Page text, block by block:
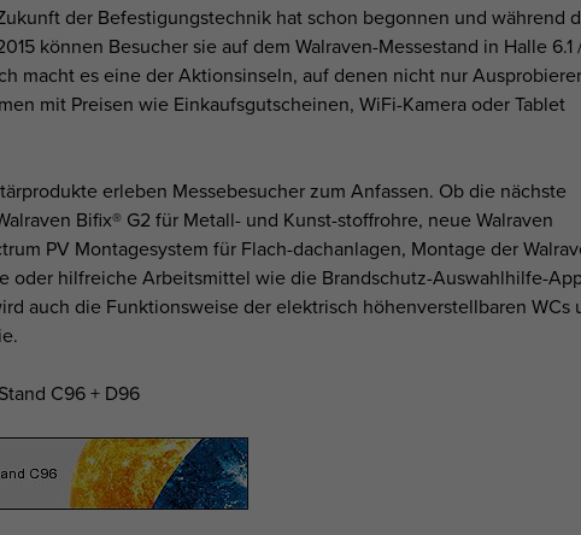
der Befestigungstechnik hat schon begonnen und während
können Besucher sie auf dem Walraven-Messestand in Halle 6.1
macht es eine der Aktionsinseln, auf denen nicht nur
mit Preisen wie Einkaufsgutscheinen, WiFi-Kamera oder Tablet
erleben Messebesucher zum Anfassen. Ob die nächste
Bifix® G2 für Metall- und Kunst-stoffrohre, neue Walraven
PV Montagesystem für Flach-dachanlagen, Montage der
oder hilfreiche Arbeitsmittel wie die Brandschutz-Auswahlhilfe-
auch die Funktionsweise der elektrisch höhenverstellbaren WCs
C96 + D96